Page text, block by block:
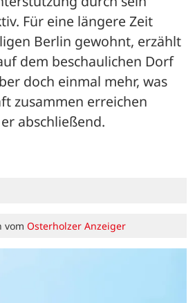
Für eine längere Zeit
Berlin gewohnt, erzählt
dem beschaulichen Dorf
doch einmal mehr, was
zusammen erreichen
abschließend.
vomOsterholzer Anzeiger